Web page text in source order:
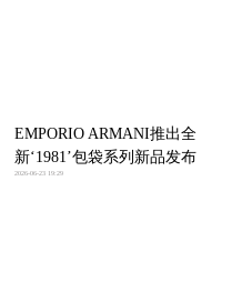
EMPORIO ARMANI推出全
新‘1981’包袋系列新品发布
2026-06-23 19:29